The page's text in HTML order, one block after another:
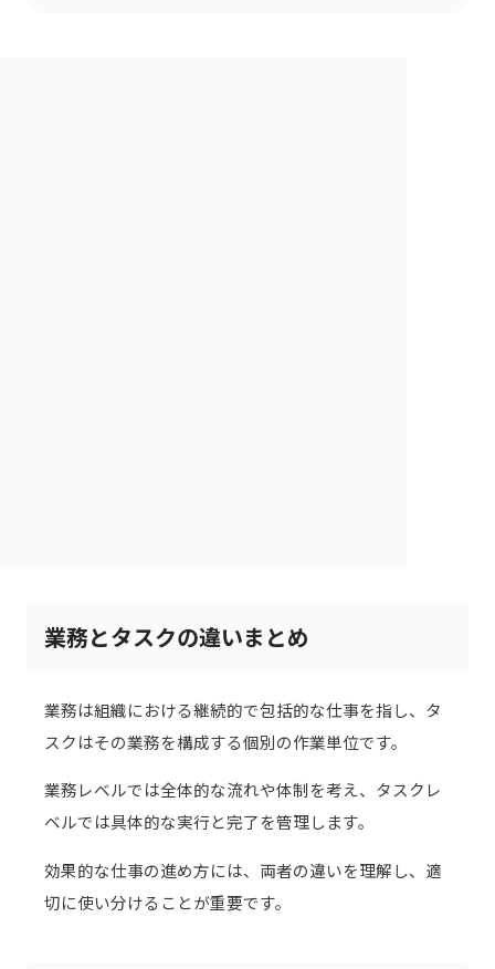
業務とタスクの違いまとめ
業務は組織における継続的で包括的な仕事を指し、タ
スクはその業務を構成する個別の作業単位です。
業務レベルでは全体的な流れや体制を考え、タスクレ
ベルでは具体的な実行と完了を管理します。
効果的な仕事の進め方には、両者の違いを理解し、適
切に使い分けることが重要です。